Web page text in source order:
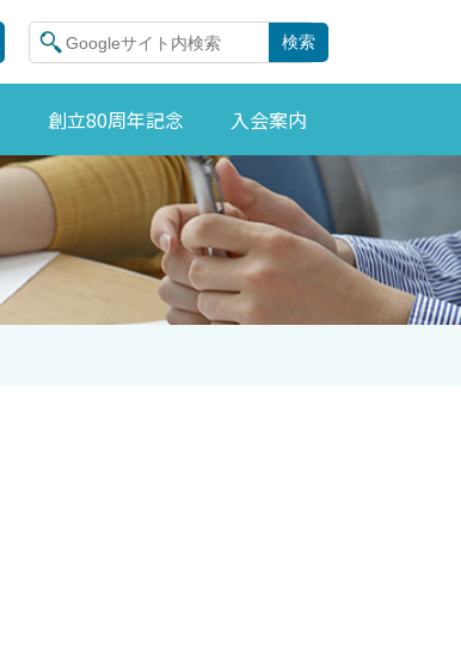
検索
創立80周年記念 入会案内